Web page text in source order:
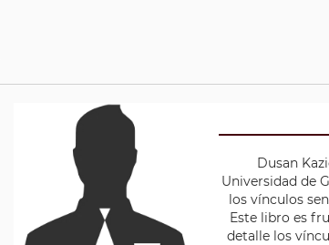
Dusan
Universidad de
los vínculos
Este libro es
detalle los